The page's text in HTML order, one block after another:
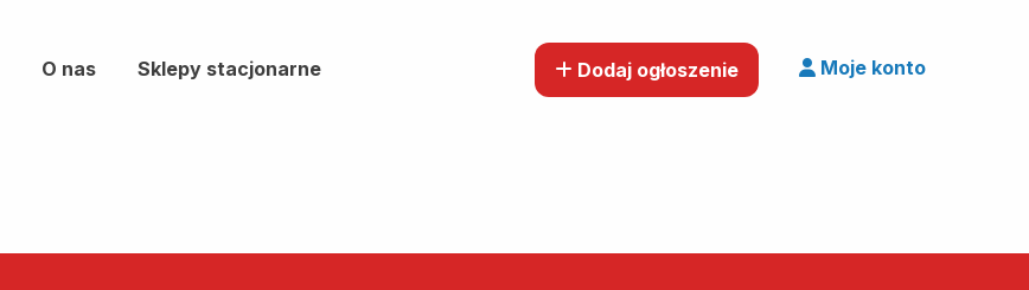
O nas Sklepy stacjonarne Dodaj ogłoszenie Moje konto